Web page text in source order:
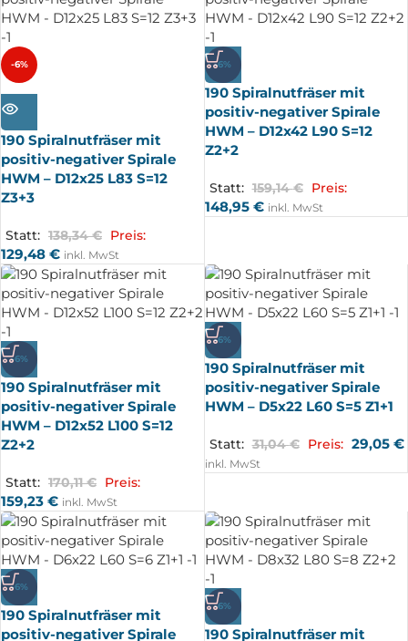
-6%
AUSV
ERKA
UFT
190 Spiralnutfräser mit
positiv-negativer Spirale
HWM – D12x25 L83 S=12
Z3+3
Statt: 138,34€ Preis:
129,48 € inkl. MwSt
-6%
190 Spiralnutfräser mit
positiv-negativer Spirale
HWM – D12x42 L90 S=12
Z2+2
Statt: 159,14€ Preis:
148,95 € inkl. MwSt
-6%
190 Spiralnutfräser mit
positiv-negativer Spirale
HWM – D12x52 L100 S=12
Z2+2
Statt: 170,11€ Preis:
159,23 € inkl. MwSt
-6%
190 Spiralnutfräser mit
positiv-negativer Spirale
HWM – D5x22 L60 S=5 Z1+1
Statt: 31,04€ Preis: 29,05 €
inkl. MwSt
-6%
190 Spiralnutfräser mit
positiv-negativer Spirale
-6%
190 Spiralnutfräser mit